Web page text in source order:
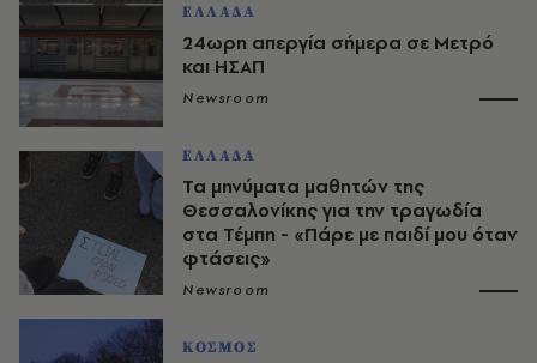
ΕΛΛΑΔΑ
24ωρη απεργία σήμερα σε Μετρό
και ΗΣΑΠ
Newsroom
ΕΛΛΑΔΑ
Τα μηνύματα μαθητών της
Θεσσαλονίκης για την τραγωδία
στα Τέμπη - «Πάρε με παιδί μου όταν
φτάσεις»
Newsroom
ΚΟΣΜΟΣ